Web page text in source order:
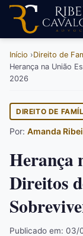
Início
Direito de
Herança na União
2026
DIREITO DE
Por: Amanda
Herança
Direitos
Publicado em: